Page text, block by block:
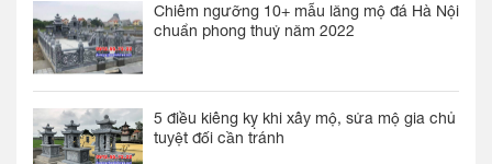
Chiêm ngưỡng 10+ mẫu lăng mộ đá Hà Nội
chuẩn phong thuỷ năm 2022
5 điều kiêng kỵ khi xây mộ, sửa mộ gia chủ
tuyệt đối cần tránh